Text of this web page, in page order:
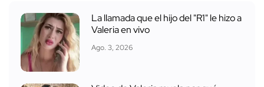
La llamada que el hijo del "R1" le hizo a
Valeria en vivo
Ago. 3, 2026